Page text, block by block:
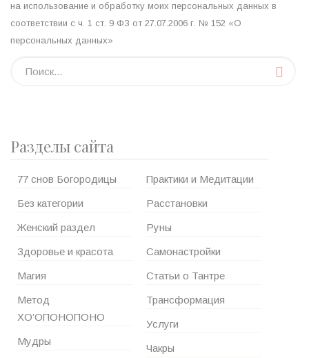
на использование и обработку моих персональных данных в
соответствии с ч. 1 ст. 9 ФЗ от 27.07.2006 г. № 152 «О
персональных данных»
Разделы сайта
77 снов Богородицы
Без категории
Женский раздел
Здоровье и красота
Магия
Метод
ХО’ОПОНОПОНО
Мудры
Практики и Медитации
Расстановки
Руны
Самонастройки
Статьи о Тантре
Трансформация
Услуги
Чакры